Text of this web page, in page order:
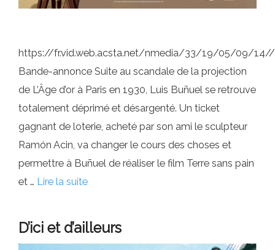
https://fr.vid.web.acsta.net/nmedia/33/19/05/09/14//
Bande-annonce Suite au scandale de la projection
de L’Âge d’or à Paris en 1930, Luis Buñuel se retrouve
totalement déprimé et désargenté. Un ticket
gagnant de loterie, acheté par son ami le sculpteur
Ramón Acin, va changer le cours des choses et
permettre à Buñuel de réaliser le film Terre sans pain
et … Lire la suite
D’ici et d’ailleurs